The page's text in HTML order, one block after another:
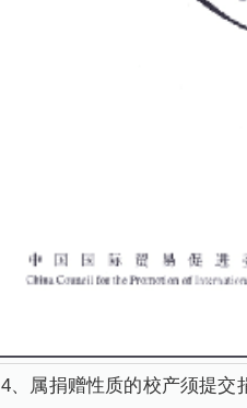
4、属捐赠性质的校产须提交